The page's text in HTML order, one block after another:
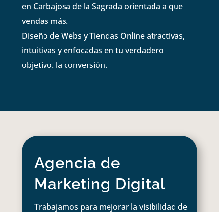
en Carbajosa de la Sagrada orientada a que
vendas más.
Diseño de Webs y Tiendas Online atractivas,
intuitivas y enfocadas en tu verdadero
objetivo: la conversión.
Agencia de
Marketing Digital
Trabajamos para mejorar la visibilidad de